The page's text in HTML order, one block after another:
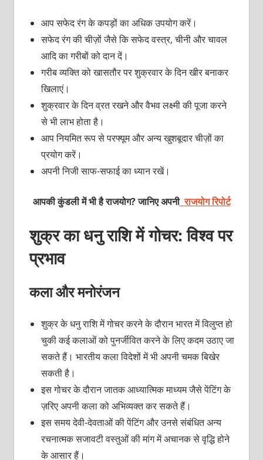
आप सफेद रंग के कपड़ों का अधिक उपयोग करें।
सफेद रंग की चीज़ों जैसे कि सफेद वस्‍त्र, चीनी और चावल
आदि का गरीबों को दान दें।
गरीब व्‍यक्‍ति को खासतौर पर शुक्रवार के दिन खीर बनाकर
खिलाएं।
शुक्रवार के दिन व्रत रखने और वैभव लक्ष्‍मी की पूजा करने
से भी लाभ होता है।
आप नियमित रूप से परफ्यूम और अन्‍य खुशबूदार चीज़ों का
प्रयोग करें।
अपनी निजी साफ-सफाई का ध्‍यान रखें।
आपकी कुंडली में भी है राजयोग? जानिए अपनीराजयोग रिपोर्ट
शुक्र का धनु राशि में गोचर: विश्‍व पर
प्रभाव
कला और मनोरंजन
शुक्र के धनु राशि में गोचर करने के दौरान भारत में विलुप्‍त हो
चुकी कई कलाओं को पुनर्जीवित करने के लिए कदम उठाए जा
सकते हैं। भारतीय कला विदेशों में भी अपनी चमक बिखेर
सकती है।
इस गोचर के दौरान जातक आध्‍यात्मिक माध्‍यम जैसे पेंटिंग के
ज़रिए अपनी कला को अभिव्‍यक्‍त कर सकते हैं।
इस समय देवी-देवताओं की पेंटिंग और उनसे संबंधित अन्‍य
रचनात्‍मक सजावटी वस्‍तुओं की मांग में अचानक से वृद्धि होने
के आसार हैं।